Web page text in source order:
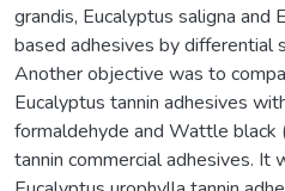
grandis, Eucalyptus saligna and
based adhesives by differential
Another objective was to
Eucalyptus tannin adhesives
formaldehyde and Wattle black
tannin commercial adhesives. It